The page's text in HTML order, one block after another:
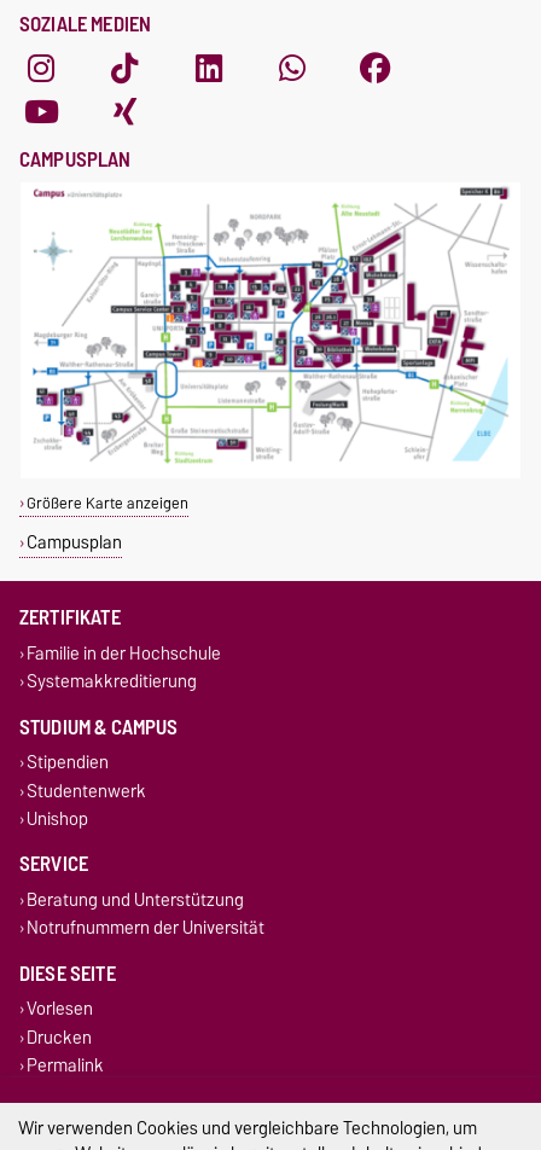
SOZIALE MEDIEN
CAMPUSPLAN
Größere Karte anzeigen
Campusplan
ZERTIFIKATE
Familie in der Hochschule
Systemakkreditierung
STUDIUM & CAMPUS
Stipendien
Studentenwerk
Unishop
SERVICE
Beratung und Unterstützung
Notrufnummern der Universität
DIESE SEITE
Vorlesen
Drucken
Permalink
Impressum
Wir verwenden Cookies und vergleichbare Technologien, um